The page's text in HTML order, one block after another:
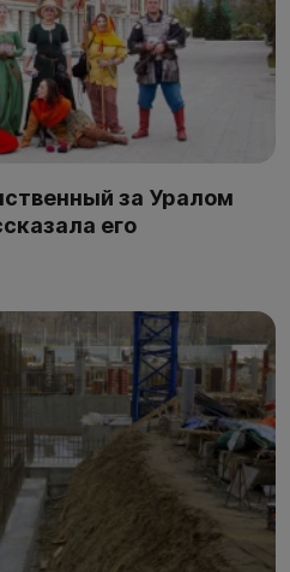
за Уралом
его